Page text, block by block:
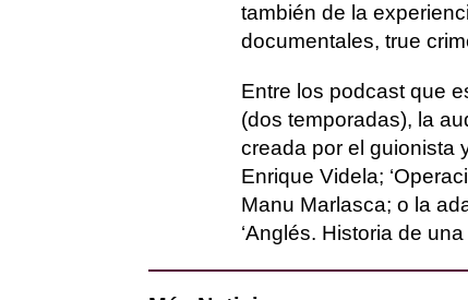
también de la
documentales, true
Entre los podcast que
(dos temporadas), la
creada por el guionista
Enrique Videla;
Manu Marlasca; o la
‘Anglés. Historia de una